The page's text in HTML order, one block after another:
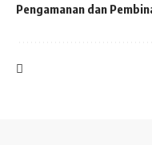
Pengamanan dan